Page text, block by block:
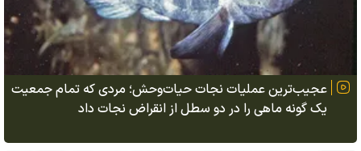
عجیب‌ترین عملیات نجات حیات‌وحش؛ مردی که تمام جمعیت
یک گونه ماهی را در دو سطل از انقراض نجات داد